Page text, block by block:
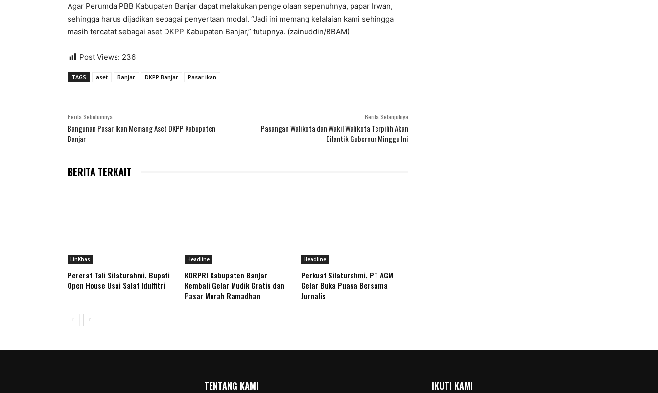
Agar Perumda PBB Kabupaten Banjar dapat melakukan pengelolaan sepenuhnya, papar Irwan,
sehingga harus dijadikan sebagai penyertaan modal. “Jadi ini memang kelalaian kami sehingga
masih tercatat sebagai aset DKPP Kabupaten Banjar,” tutupnya. (zainuddin/BBAM)
Post Views: 236
TAGS aset Banjar DKPP Banjar Pasar ikan
Berita Sebelumnya
Bangunan Pasar Ikan Memang Aset DKPP Kabupaten
Banjar
Berita Selanjutnya
Pasangan Walikota dan Wakil Walikota Terpilih Akan
Dilantik Gubernur Minggu Ini
BERITA TERKAIT
LinKhas
Pererat Tali Silaturahmi, Bupati
Open House Usai Salat Idulfitri
Headline
KORPRI Kabupaten Banjar
Kembali Gelar Mudik Gratis dan
Pasar Murah Ramadhan
Headline
Perkuat Silaturahmi, PT AGM
Gelar Buka Puasa Bersama
Jurnalis
TENTANG KAMI IKUTI KAMI